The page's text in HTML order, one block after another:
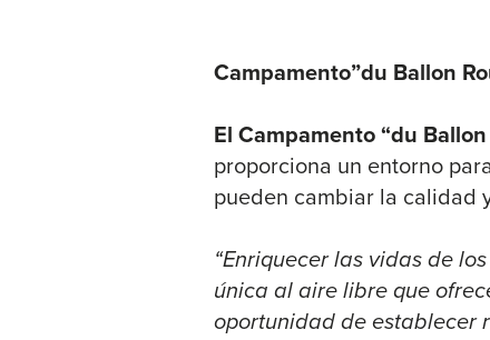
Campamento”du Ballon
El Campamento “du
proporciona un entorno
pueden cambiar la calidad
“Enriquecer las vidas de
única al aire libre que
oportunidad de establecer